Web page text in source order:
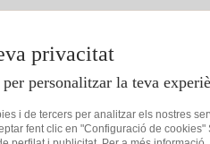
privacitat
personalitzar la teva
i de tercers per analitzar els nostres
fent clic en "Configuració de